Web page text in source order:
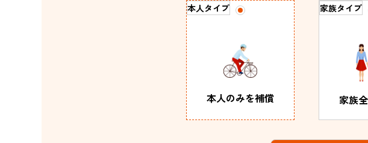
本人タイプ
本人のみを補償
家族タイプ
家族